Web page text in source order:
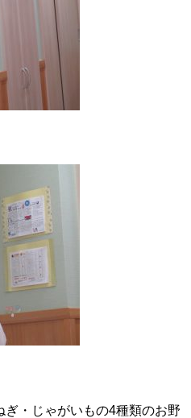
ぎ・じゃがいもの4種類のお野